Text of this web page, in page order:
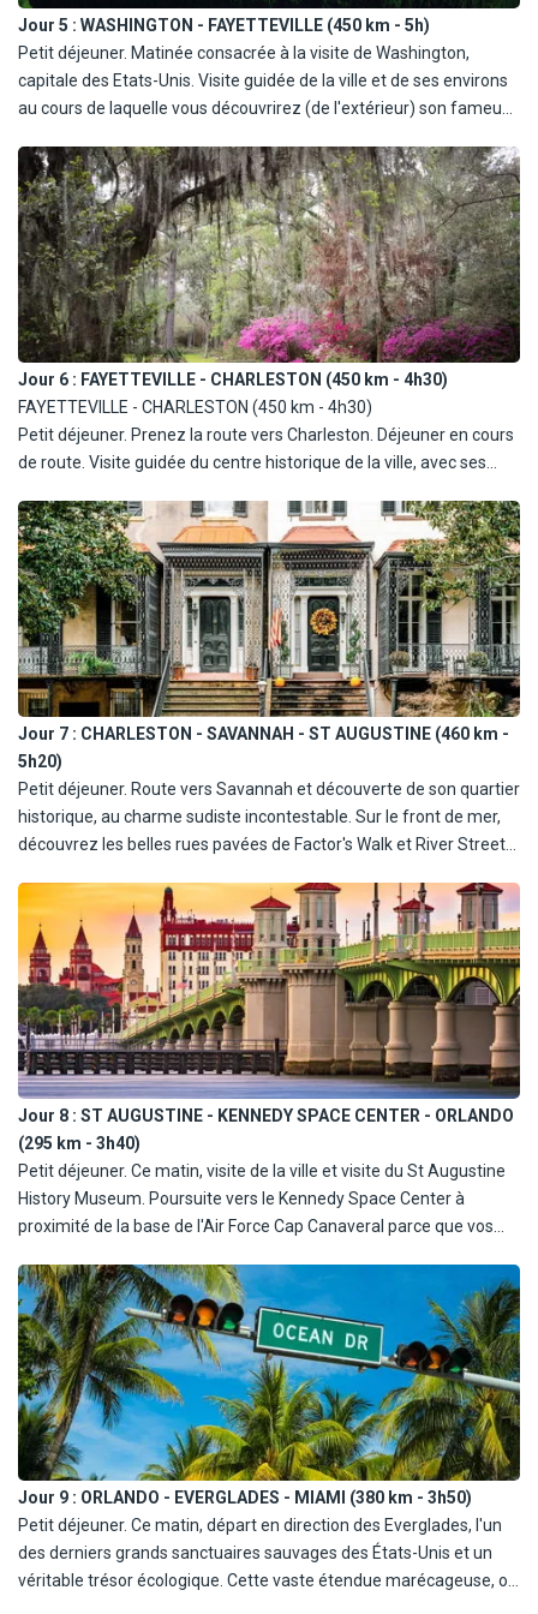
Poursuite vers Washington. Dîner mexicain et nuit dans la région
de Washington.
Jour 5 : WASHINGTON - FAYETTEVILLE (450 km - 5h)
Petit déjeuner. Matinée consacrée à la visite de Washington,
capitale des Etats-Unis. Visite guidée de la ville et de ses environs
au cours de laquelle vous découvrirez (de l'extérieur) son fameux
bâtiments publics les plus connus des Etats-Unis tels que la
Maison Blanche, le Lincoln Memorial et ses 36 imposantes
colonnes, le Vietnam Veterans Memorial, puis la fameuse
Reflecting Pool qui mène au Washington Monument. Puis à l'autre
bout du National Mall, la Cour Suprême, le Capitole où siège le
Congrès des Etats-Unis, et la Bibliothèque du Congrès, la plus
grande au monde avec plus de 26 millions de livres, de films, de
documents et de photos. Déjeuner burger dans un ''dîner 50's''.
Route vers la Caroline du Nord. Dîner libre et nuit sur place.
Jour 6 : FAYETTEVILLE - CHARLESTON (450 km - 4h30)
FAYETTEVILLE - CHARLESTON (450 km - 4h30)
Petit déjeuner. Prenez la route vers Charleston. Déjeuner en cours
de route. Visite guidée du centre historique de la ville, avec ses
magnifiques jardins. Dîner libre pour profiter de la ville et nuit à
Charleston.
Jour 7 : CHARLESTON - SAVANNAH - ST AUGUSTINE (460 km -
5h20)
Petit déjeuner. Route vers Savannah et découverte de son quartier
historique, au charme sudiste incontestable. Sur le front de mer,
découvrez les belles rues pavées de Factor's Walk et River Street
magasins, tavernes et restaurants. Déjeuner libre pour profiter de
la ville. Ne manquez pas de goûter à quelques spécialités
culinaires telles que les tomates vertes grillées, le poulet frit, ou
encore un Lowcountry Boil à base de fruites de mer et de crabe,
un plat très répandu en Caroline du sud. Puis départ pour St
Augustine. Dîner libre et nuit à St Augustine.
Jour 8 : ST AUGUSTINE - KENNEDY SPACE CENTER - ORLANDO
(295 km - 3h40)
Petit déjeuner. Ce matin, visite de la ville et visite du St Augustine
History Museum. Poursuite vers le Kennedy Space Center à
proximité de la base de l'Air Force Cap Canaveral parce que vos
Space Center ! Déjeuner libre. Visite inoubliable du centre de
lancement de la NASA : vision du film IMAX (en anglais),
découverte de la tour d'observation de deux navettes lancées, du
centre Apollo et de la fusée "Saturn V Rocket". Continuation vers
Orlando. Dîner et nuit dans la région d'Orlando.
Jour 9 : ORLANDO - EVERGLADES - MIAMI (380 km - 3h50)
Petit déjeuner. Ce matin, départ en direction des Everglades, l'un
des derniers grands sanctuaires sauvages des États-Unis et un
véritable trésor écologique. Cette vaste étendue marécageuse, où